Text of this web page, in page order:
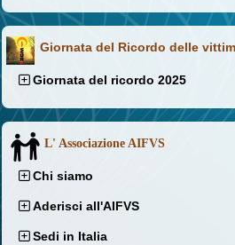
Giornata del Ricordo delle
Giornata del ricordo 2025
L' Associazione AIFVS
Chi siamo
Aderisci all'AIFVS
Sedi in Italia